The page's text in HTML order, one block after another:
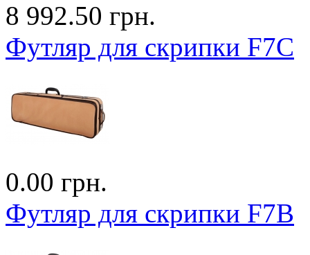
8 992.50 грн.
Футляр для скрипки F7С
0.00 грн.
Футляр для скрипки F7B